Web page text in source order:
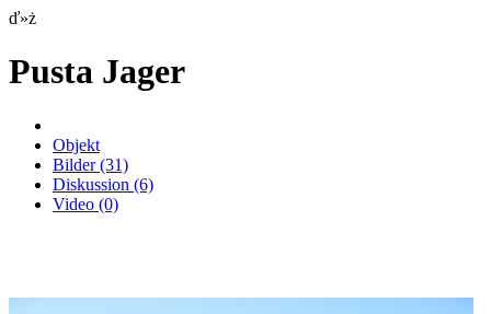
ď»ż
Pusta Jager
Objekt
Bilder(31)
Diskussion (6)
Video (0)